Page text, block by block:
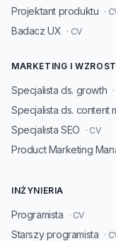
Projektant produktu ·
Badacz UX · CV
MARKETING I WZROST
Specjalista ds. growth
Specjalista ds. content
Specjalista SEO · CV
Product Marketing
INŻYNIERIA
Programista · CV
Starszy programista ·